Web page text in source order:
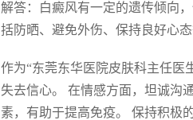
解答：白癜风有一定的遗传倾向
括防晒、避免外伤、保持良好心态
作为“东莞东华医院皮肤科主任医
失去信心。 在情感方面，坦诚沟
素，有助于提高免疫。 保持积极